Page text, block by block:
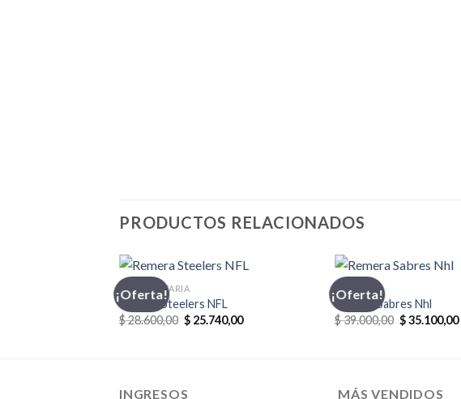
PRODUCTOS RELACIONADOS
¡Oferta!
INDUMENTARIA
Remera Steelers NFL
$28.600,00 El
precio
$ 25.740,00El
¡Oferta!
FANATICS
Remera Sabres Nhl
$39.000,00 El
precio
$35.100,00El
INGRESOS MÁS VENDIDOS